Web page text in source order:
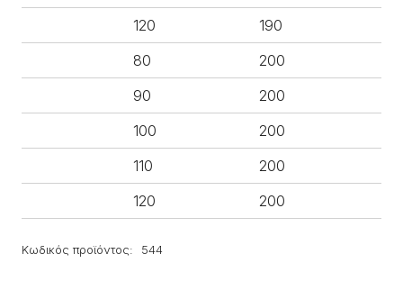
120
190
80
200
90
200
100
200
110
200
120
200
Κωδικός προϊόντος: 544